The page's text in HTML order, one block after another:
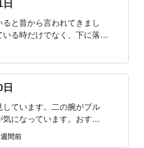
と昔から言われてきまし
いる時だけでなく、下に落ち
やお辞儀の時も背中を丸め
の場合はどの動画を参考にす
しています。二の腕がプル
気になっています。おすす
教えてください☺️どうぞよ
す🙇
間前